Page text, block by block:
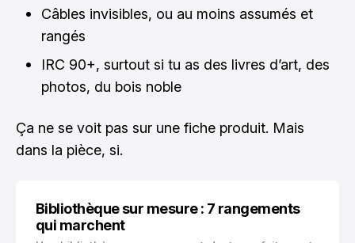
Câbles invisibles, ou au moins assumés et
rangés
IRC 90+, surtout si tu as des livres d’art, des
photos, du bois noble
Ça ne se voit pas sur une fiche produit. Mais
dans la pièce, si.
Bibliothèque sur mesure : 7 rangements
qui marchent